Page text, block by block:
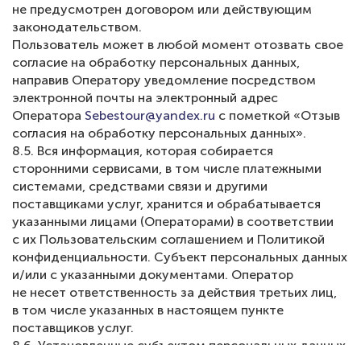
не предусмотрен договором или действующим
законодательством.
Пользователь может в любой момент отозвать свое
согласие на обработку персональных данных,
направив Оператору уведомление посредством
электронной почты на электронный адрес
Оператора Sebestour@yandex.ru с пометкой «Отзыв
согласия на обработку персональных данных».
8.5. Вся информация, которая собирается
сторонними сервисами, в том числе платежными
системами, средствами связи и другими
поставщиками услуг, хранится и обрабатывается
указанными лицами (Операторами) в соответствии
с их Пользовательским соглашением и Политикой
конфиденциальности. Субъект персональных данных
и/или с указанными документами. Оператор
не несет ответственность за действия третьих лиц,
в том числе указанных в настоящем пункте
поставщиков услуг.